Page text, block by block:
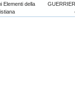
Elementi della